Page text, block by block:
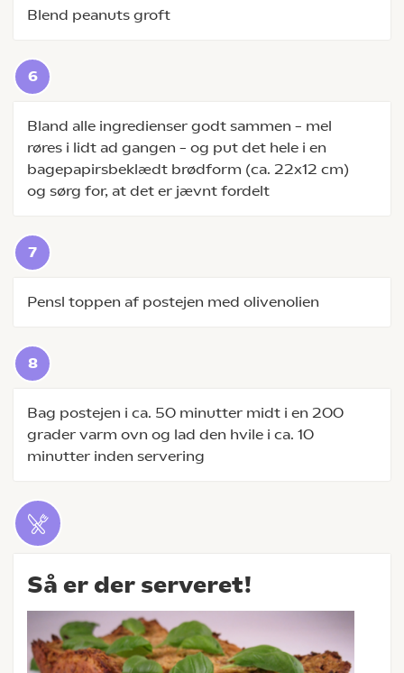
Blend peanuts groft
Bland alle ingredienser godt sammen – mel
røres i lidt ad gangen – og put det hele i en
bagepapirsbeklædt brødform (ca. 22x12 cm)
og sørg for, at det er jævnt fordelt
Pensl toppen af postejen med olivenolien
Bag postejen i ca. 50 minutter midt i en 200
grader varm ovn og lad den hvile i ca. 10
minutter inden servering
Så er der serveret!